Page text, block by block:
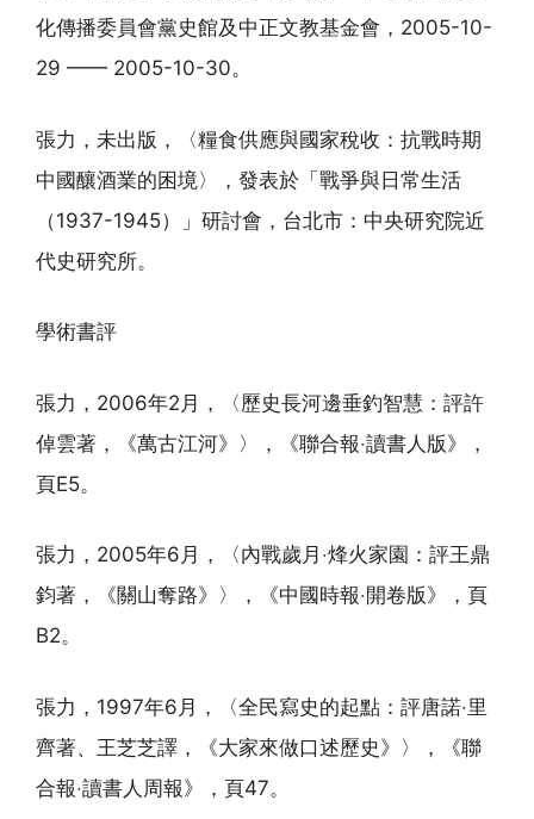
化傳播委員會黨史館及中正文教基金會，2005-10-
29 —— 2005-10-30。
張力，未出版，〈糧食供應與國家稅收：抗戰時期
中國釀酒業的困境〉，發表於「戰爭與日常生活
（1937-1945）」研討會，台北市：中央研究院近
代史研究所。
學術書評
張力，2006年2月，〈歷史長河邊垂釣智慧：評許
倬雲著，《萬古江河》〉，《聯合報‧讀書人版》，
頁E5。
張力，2005年6月，〈內戰歲月‧烽火家園：評王鼎
鈞著，《關山奪路》〉，《中國時報‧開卷版》，頁
B2。
張力，1997年6月，〈全民寫史的起點：評唐諾‧里
齊著、王芝芝譯，《大家來做口述歷史》〉，《聯
合報‧讀書人周報》，頁47。